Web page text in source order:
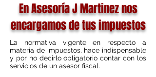
En Asesoría J Martinez nos
encargamos de tus impuestos
La normativa vigente en respecto a
materia de impuestos, hace indispensable
y por no decirlo obligatorio contar con los
servicios de un asesor fiscal.